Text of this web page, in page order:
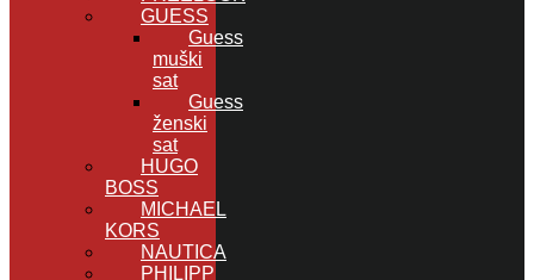
GUESS
Guess
muški
sat
Guess
ženski
sat
HUGO
BOSS
MICHAEL
KORS
NAUTICA
PHILIPP